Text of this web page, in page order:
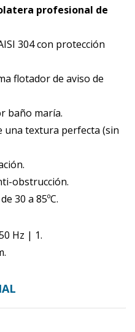
profesional de
304 con protección
flotador de aviso de
baño maría.
una textura perfecta (sin
obstrucción.
30 a 85ºC.
Hz | 1.